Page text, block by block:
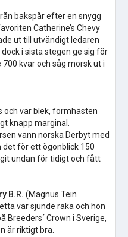
bakspår efter en snygg
Catherine’s Chevy
ut till utvändigt ledaren
i sista stegen ge sig för
kvar och såg morsk ut i
och var blek, formhästen
knapp marginal.
vann norska Derbyt med
det för ett ögonblick 150
undan för tidigt och fått
B.R. (Magnus Tein
var sjunde raka och hon
Breeders´ Crown i Sverige,
är riktigt bra.